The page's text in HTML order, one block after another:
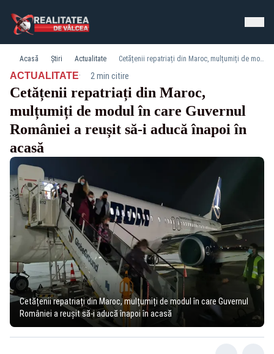
Acasă Știri Actualitate Cetățenii repatriați din Maroc, mulțumiți de modul în care Guvernul României a reușit să-i aducă înapoi în acasă
ACTUALITATE· 2 min citire
Cetățenii repatriați din Maroc,
mulțumiți de modul în care Guvernul
României a reușit să-i aducă înapoi în
acasă
Cetățenii repatriați din Maroc, mulțumiți de modul în care Guvernul
României a reușit să-i aducă înapoi în acasă